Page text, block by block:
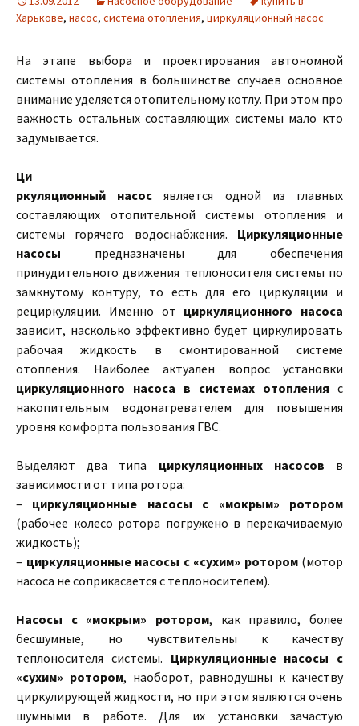
Харькове, насос, система отопления, циркуляционный насос
На этапе выбора и проектирования автономной
системы отопления в большинстве случаев основное
внимание уделяется отопительному котлу. При этом про
важность остальных составляющих системы мало кто
задумывается.
Ци
ркуляционный насос является одной из главных
составляющих отопительной системы отопления и
системы горячего водоснабжения. Циркуляционные
насосы предназначены для обеспечения
принудительного движения теплоносителя системы по
замкнутому контуру, то есть для его циркуляции и
рециркуляции. Именно от циркуляционного насоса
зависит, насколько эффективно будет циркулировать
рабочая жидкость в смонтированной системе
отопления. Наиболее актуален вопрос установки
циркуляционного насоса в системах отопления с
накопительным водонагревателем для повышения
уровня комфорта пользования ГВС.
Выделяют два типа циркуляционных насосов в
зависимости от типа ротора:
– циркуляционные насосы с «мокрым» ротором
(рабочее колесо ротора погружено в перекачиваемую
жидкость);
– циркуляционные насосы с «сухим» ротором(мотор
насоса не соприкасается с теплоносителем).
Насосы с «мокрым» ротором, как правило, более
бесшумные, но чувствительны к качеству
теплоносителя системы. Циркуляционные насосы с
«сухим» ротором, наоборот, равнодушны к качеству
циркулирующей жидкости, но при этом являются очень
шумными в работе. Для их установки зачастую